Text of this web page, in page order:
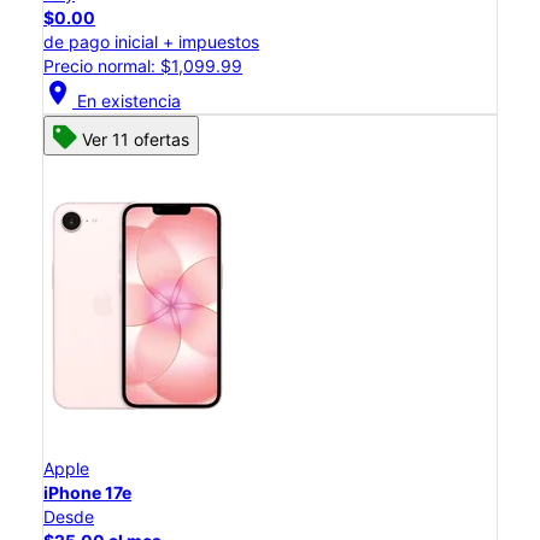
$0.00
de pago inicial + impuestos
Precio normal: $1,099.99
location_on En existencia
Ver 11 ofertas
Apple
iPhone 17e
Desde